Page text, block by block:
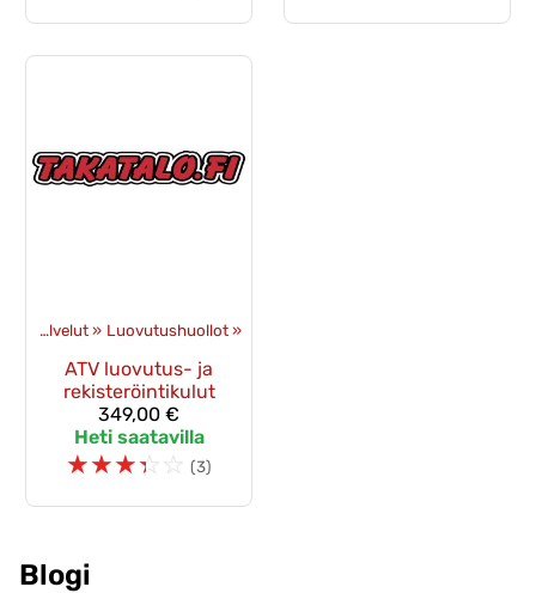
Palvelut ‪» Luovutushuollot ‪»
ATV luovutus- ja
rekisteröintikulut
349,00 €
Heti saatavilla
☆☆☆☆ ☆ (3)
Blogi